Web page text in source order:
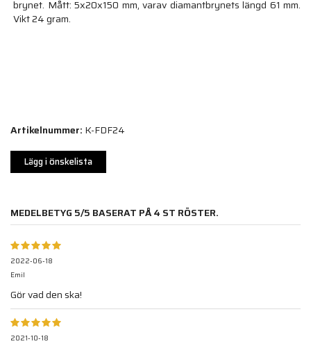
brynet. Mått: 5x20x150 mm, varav diamantbrynets längd 61 mm.
Vikt 24 gram.
Artikelnummer: K-FDF24
Lägg i önskelista
MEDELBETYG 5/5 BASERAT PÅ4 ST RÖSTER.
2022-06-18
Emil
Gör vad den ska!
2021-10-18